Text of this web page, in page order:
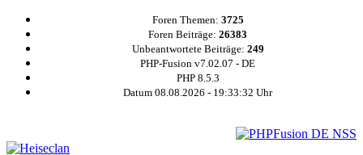
Foren Themen: 3725
Foren Beiträge: 26383
Unbeantwortete Beiträge: 249
PHP-Fusion v7.02.07 - DE
PHP 8.5.3
Datum 08.08.2026 - 19:33:32 Uhr